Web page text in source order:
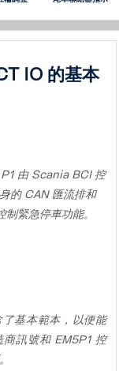
IO 的基本
由 Scania BCI 控
的 CAN 匯流排和
緊急停車功能。
基本範本，以便能
商訊號和 EM5P1 控